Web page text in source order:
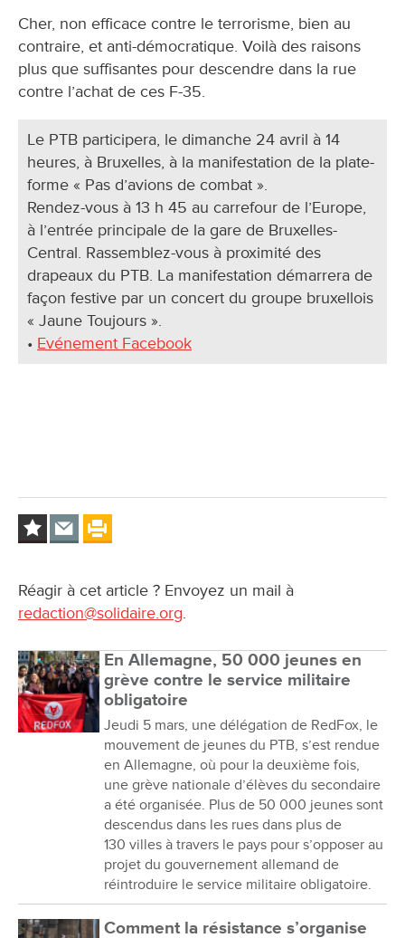
Cher, non efficace contre le terrorisme, bien au
contraire, et anti-démocratique. Voilà des raisons
plus que suffisantes pour descendre dans la rue
contre l’achat de ces F-35.
Le PTB participera, le dimanche 24 avril à 14
heures, à Bruxelles, à la manifestation de la plate-
forme « Pas d’avions de combat ».
Rendez-vous à 13 h 45 au carrefour de l’Europe,
à l’entrée principale de la gare de Bruxelles-
Central. Rassemblez-vous à proximité des
drapeaux du PTB. La manifestation démarrera de
façon festive par un concert du groupe bruxellois
« Jaune Toujours ».
• Evénement Facebook
Réagir à cet article ? Envoyez un mail à
redaction@solidaire.org.
En Allemagne, 50 000 jeunes en
grève contre le service militaire
obligatoire
Jeudi 5 mars, une délégation de RedFox, le
mouvement de jeunes du PTB, s’est rendue
en Allemagne, où pour la deuxième fois,
une grève nationale d’élèves du secondaire
a été organisée. Plus de 50 000 jeunes sont
descendus dans les rues dans plus de
130 villes à travers le pays pour s’opposer au
projet du gouvernement allemand de
réintroduire le service militaire obligatoire.
Comment la résistance s’organise